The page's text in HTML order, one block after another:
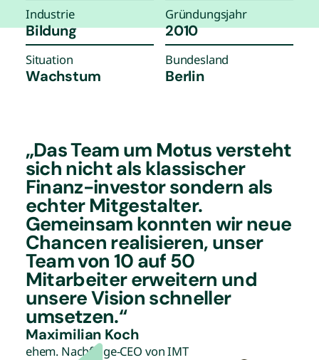
Industrie
Bildung
Gründungsjahr
2010
Situation
Wachstum
Bundesland
Berlin
„Das Team um Motus versteht
sich nicht als klassischer
Finanz-investor sondern als
echter Mitgestalter.
Gemeinsam konnten wir neue
Chancen realisieren, unser
Team von 10 auf 50
Mitarbeiter erweitern und
unsere Vision schneller
umsetzen.“
Maximilian Koch
ehem. Nachfolge-CEO von IMT